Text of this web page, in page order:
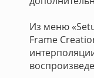
Из меню
Frame